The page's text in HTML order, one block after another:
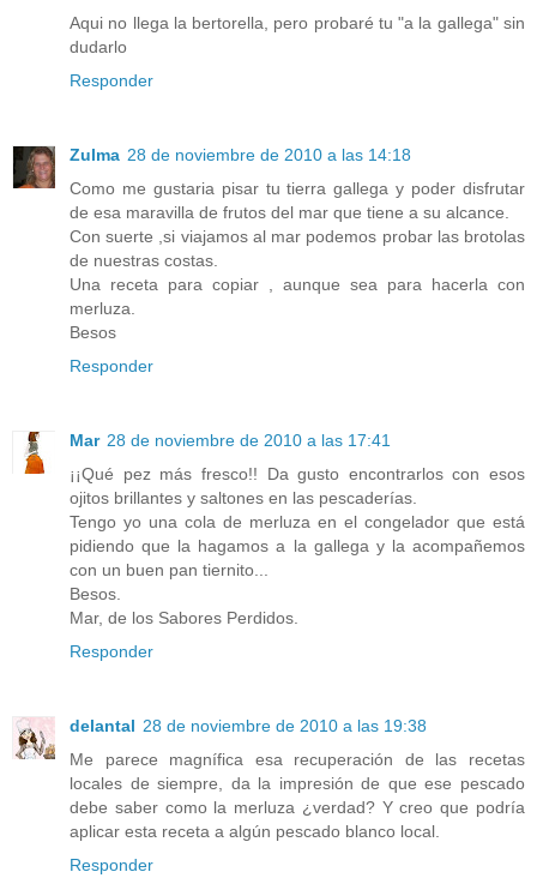
Aqui no llega la bertorella, pero probaré tu "a la gallega" sin
dudarlo
Responder
Zulma 28 de noviembre de 2010 a las 14:18
Como me gustaria pisar tu tierra gallega y poder disfrutar
de esa maravilla de frutos del mar que tiene a su alcance.
Con suerte ,si viajamos al mar podemos probar las brotolas
de nuestras costas.
Una receta para copiar , aunque sea para hacerla con
merluza.
Besos
Responder
Mar 28 de noviembre de 2010 a las 17:41
¡¡Qué pez más fresco!! Da gusto encontrarlos con esos
ojitos brillantes y saltones en las pescaderías.
Tengo yo una cola de merluza en el congelador que está
pidiendo que la hagamos a la gallega y la acompañemos
con un buen pan tiernito...
Besos.
Mar, de los Sabores Perdidos.
Responder
delantal 28 de noviembre de 2010 a las 19:38
Me parece magnífica esa recuperación de las recetas
locales de siempre, da la impresión de que ese pescado
debe saber como la merluza ¿verdad? Y creo que podría
aplicar esta receta a algún pescado blanco local.
Responder